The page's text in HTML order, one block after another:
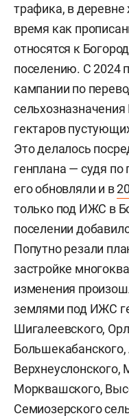
трафика, в деревне
время как
относятся к
поселению. С 2024
кампании по
гектаров
Это делалось
генплана — судя
его обновляли и в
только под ИЖС в
поселении
Попутно резали
застройке
изменения
землями под ИЖС
Шигалеевского,
Морквашского,
Семиозерского